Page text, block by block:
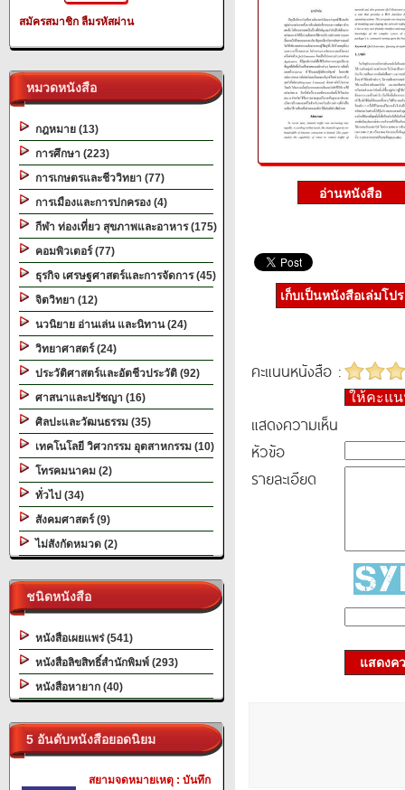
สมัครสมาชิก ลืมรหัสผ่าน
หมวดหนังสือ
กฎหมาย (13)
การศึกษา (223)
การเกษตรและชีววิทยา (77)
การเมืองและการปกครอง (4)
กีฬา ท่องเที่ยว สุขภาพและอาหาร (175)
คอมพิวเตอร์ (77)
ธุรกิจ เศรษฐศาสตร์และการจัดการ (45)
จิตวิทยา (12)
นวนิยาย อ่านเล่น และนิทาน (24)
วิทยาศาสตร์ (24)
ประวัติศาสตร์และอัตชีวประวัติ (92)
ศาสนาและปรัชญา (16)
ศิลปะและวัฒนธรรม (35)
เทคโนโลยี วิศวกรรม อุตสาหกรรม (10)
โทรคมนาคม (2)
ทั่วไป (34)
สังคมศาสตร์ (9)
ไม่สังกัดหมวด (2)
ชนิดหนังสือ
หนังสือเผยแพร่ (541)
หนังสือลิขสิทธิ์สำนักพิมพ์ (293)
หนังสือหายาก (40)
5 อันดับหนังสือยอดนิยม
สยามจดหมายเหตุ : บันทึก
เก็บเป็นหนังสือเล่มโป
คะแนนหนังสือ :
ให้คะแ
แสดงความเห็น
หัวข้อ
รายละเอียด
แสดงค